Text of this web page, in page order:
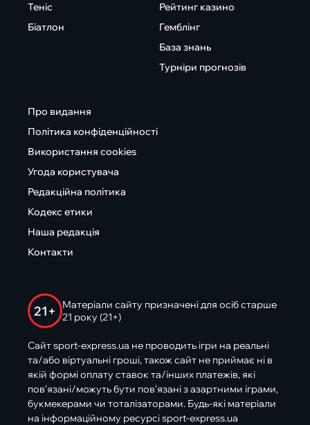
Теніс
Біатлон
Рейтинг казино
Гемблінг
База знань
Турніри прогнозів
Про видання
Політика конфіденційності
Використання cookies
Угода користувача
Редакційна політика
Кодекс етики
Наша редакція
Контакти
21+
Матеріали сайту призначені для осіб старше
21 року (21+)
Сайт sport-express.ua не проводить ігри на реальні
та/або віртуальні гроші, також сайт не приймає ні в
якій формі оплату ставок та/інших платежів, які
пов’язані/можуть бути пов’язані з азартними іграми,
букмекерами чи тоталізаторами. Будь-які матеріали
на інформаційному ресурсі sport-express.ua